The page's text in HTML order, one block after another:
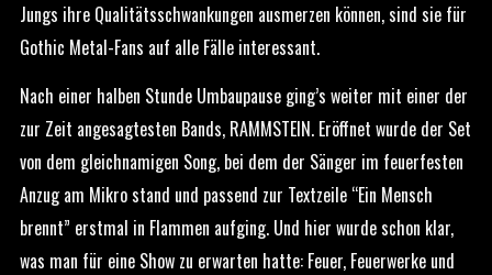
Jungs ihre Qualitätsschwankungen ausmerzen können, sind sie für
Gothic Metal-Fans auf alle Fälle interessant.
Nach einer halben Stunde Umbaupause ging’s weiter mit einer der
zur Zeit angesagtesten Bands, RAMMSTEIN. Eröffnet wurde der Set
von dem gleichnamigen Song, bei dem der Sänger im feuerfesten
Anzug am Mikro stand und passend zur Textzeile “Ein Mensch
brennt” erstmal in Flammen aufging. Und hier wurde schon klar,
was man für eine Show zu erwarten hatte: Feuer, Feuerwerke und